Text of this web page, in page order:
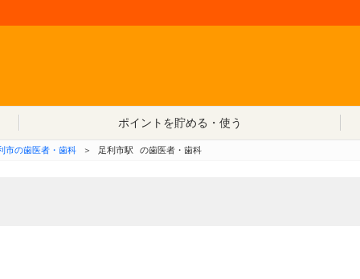
ポイントを貯める・使う
市の歯医者・歯科 ＞ 足利市駅 の歯医者・歯科